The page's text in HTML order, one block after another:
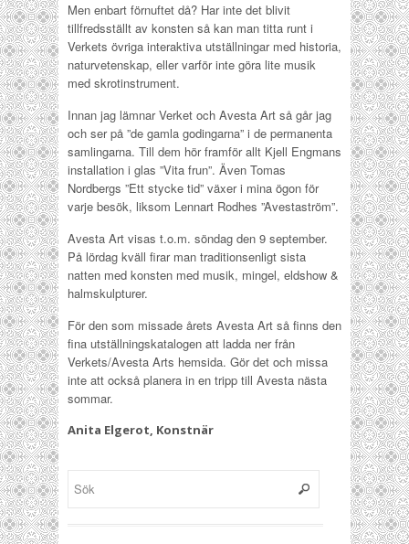
Men enbart förnuftet då? Har inte det blivit
tillfredsställt av konsten så kan man titta runt i
Verkets övriga interaktiva utställningar med historia,
naturvetenskap, eller varför inte göra lite musik
med skrotinstrument.
Innan jag lämnar Verket och Avesta Art så går jag
och ser på ”de gamla godingarna” i de permanenta
samlingarna. Till dem hör framför allt Kjell Engmans
installation i glas ”Vita frun”. Även Tomas
Nordbergs ”Ett stycke tid” växer i mina ögon för
varje besök, liksom Lennart Rodhes ”Avestaström”.
Avesta Art visas t.o.m. söndag den 9 september.
På lördag kväll firar man traditionsenligt sista
natten med konsten med musik, mingel, eldshow &
halmskulpturer.
För den som missade årets Avesta Art så finns den
fina utställningskatalogen att ladda ner från
Verkets/Avesta Arts hemsida. Gör det och missa
inte att också planera in en tripp till Avesta nästa
sommar.
Anita Elgerot, Konstnär